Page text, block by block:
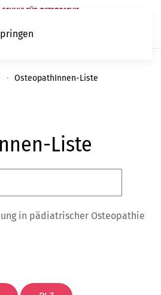
OsteopathInnen-Liste
Liste
in pädiatrischer Osteopathie